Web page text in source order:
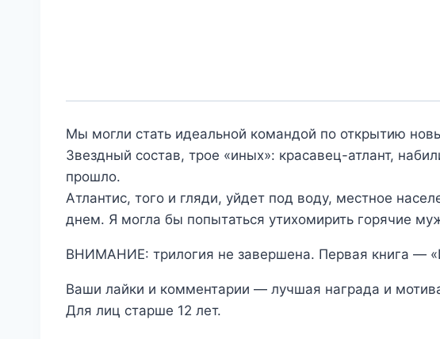
Мы могли стать идеальной командой по открытию
Звездный состав, трое «иных»: красавец-атлант,
прошло.
Атлантис, того и гляди, уйдет под воду, местное
днем. Я могла бы попытаться утихомирить горячие
ВНИМАНИЕ: трилогия не завершена. Первая книга —
Ваши лайки и комментарии — лучшая награда и
Для лиц старше 12 лет.